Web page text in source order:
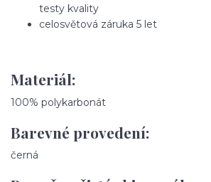
testy kvality
celosvětová záruka 5 let
Materiál:
100% polykarbonát
Barevné provedení:
černá